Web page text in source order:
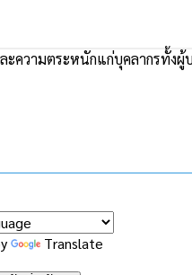
ะความตระหนักแก่บุคลากรทั้งผู้
Translate